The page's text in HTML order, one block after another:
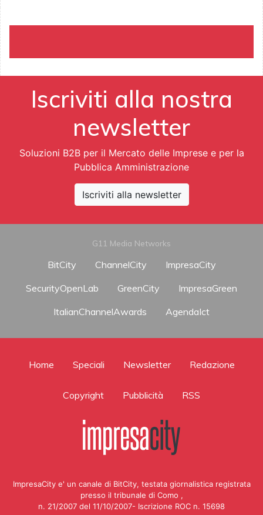
Iscriviti alla nostra
newsletter
Soluzioni B2B per il Mercato delle Imprese e per la
Pubblica Amministrazione
Iscriviti alla newsletter
G11 Media Networks
BitCity ChannelCity
ImpresaCity
SecurityOpenLab
GreenCity
ImpresaGreen
ItalianChannelAwards
AgendaIct
Home Speciali Newsletter Redazione
Copyright Pubblicità RSS
ImpresaCity e' un canale di BitCity, testata giornalistica registrata
presso il tribunale di Como ,
n. 21/2007 del 11/10/2007- Iscrizione ROC n. 15698